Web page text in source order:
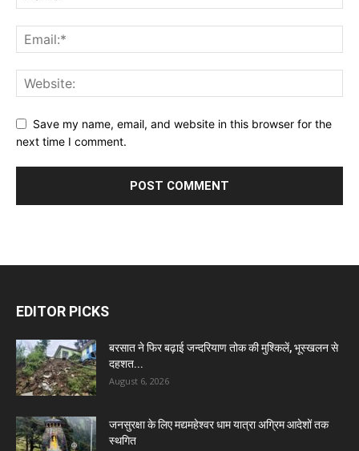
Save my name, email, and website in this browser for the
next time I comment.
EDITOR PICKS
बरसात ने फिर बढ़ाई जन्दरियाण तोक की मुश्किलें, भूस्खलन से
दहशत...
August 6, 2026
जनसुरक्षा के लिए मद्यमहेश्वर धाम यात्रा अग्रिम आदेशों तक
स्थगित